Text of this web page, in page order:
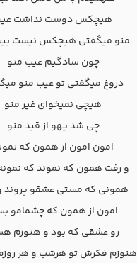
هیچکس دوست نداشت
منو میگفتی هیچکس نیست
چون سادگیم عیب منو
دروغ میگفتی تو عیب منو
هیچی نمیخوای غیر منو
چی شد یهو از قید منو
امون امون از همون که
و رفت همون که نموند که
همونی که مستی عشقو پروند
امون از همون که چشمامو
رو عشقی که بود و هنوزم
هنوزم فکرش تو هرشب و هر